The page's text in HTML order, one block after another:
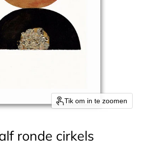
Tik om in te zoomen
ronde cirkels